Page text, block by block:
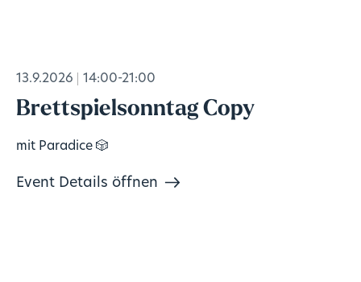
13.9.2026 14:00-21:00
Brettspielsonntag Copy
mit Paradice 🎲
Event Details öffnen